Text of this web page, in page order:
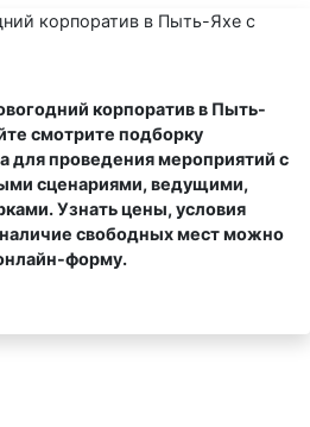
корпоратив в Пыть-
смотрите подборку
для проведения мероприятий с
сценариями, ведущими,
Узнать цены, условия
свободных мест можно
форму.